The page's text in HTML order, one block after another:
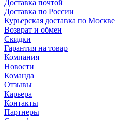
Доставка почтой
Доставка по России
Курьерская доставка по Москве
Возврат и обмен
Скидки
Гарантия на товар
Компания
Новости
Команда
Отзывы
Карьера
Контакты
Партнеры